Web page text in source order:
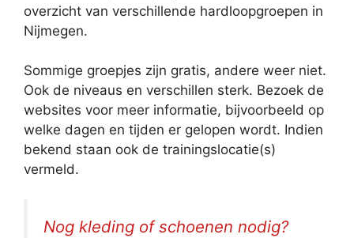
overzicht van verschillende hardloopgroepen in
Nijmegen.
Sommige groepjes zijn gratis, andere weer niet.
Ook de niveaus en verschillen sterk. Bezoek de
websites voor meer informatie, bijvoorbeeld op
welke dagen en tijden er gelopen wordt. Indien
bekend staan ook de trainingslocatie(s)
vermeld.
Nog kleding of schoenen nodig?